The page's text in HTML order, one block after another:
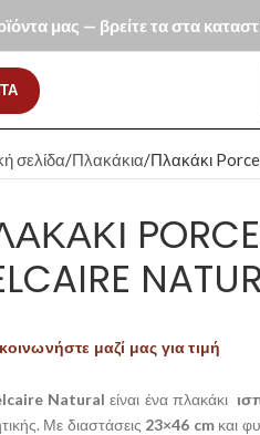
μας — βρείτε τα στα
σελίδα Πλακάκια Πλακάκι
μαζί μας για τιμή
Natural είναι ένα πλακάκι
Με διαστάσεις 23×46 cmκαι